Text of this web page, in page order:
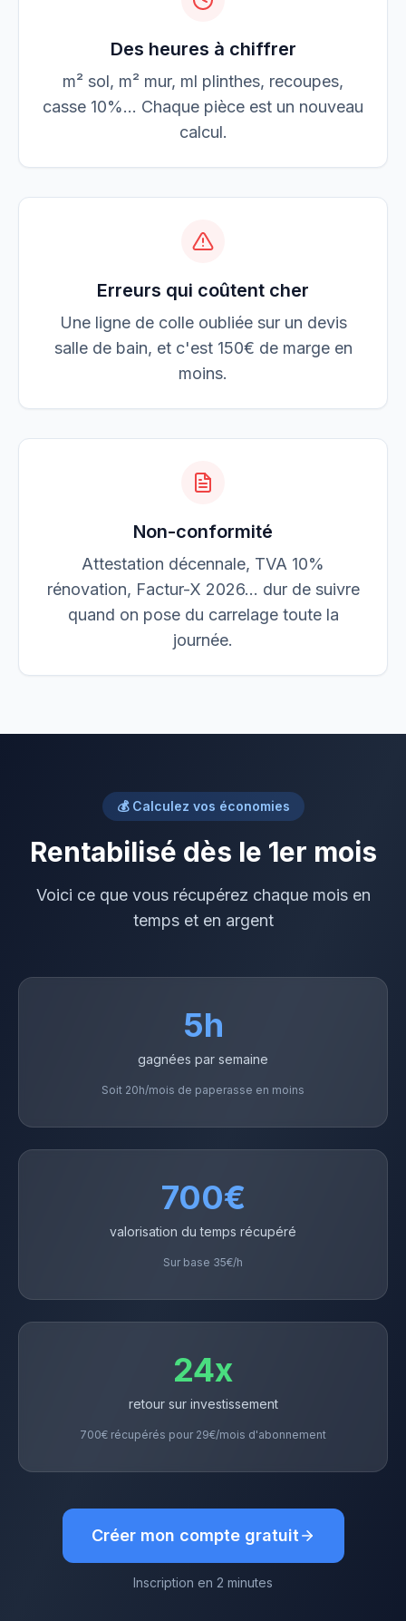
Des heures à chiffrer
m² sol, m² mur, ml plinthes, recoupes,
casse 10%... Chaque pièce est un nouveau
calcul.
Erreurs qui coûtent cher
Une ligne de colle oubliée sur un devis
salle de bain, et c'est 150€ de marge en
moins.
Non-conformité
Attestation décennale, TVA 10%
rénovation, Factur-X 2026… dur de suivre
quand on pose du carrelage toute la
journée.
💰 Calculez vos économies
Rentabilisé dès le 1er mois
Voici ce que vous récupérez chaque mois en
temps et en argent
5h
gagnées par semaine
Soit 20h/mois de paperasse en moins
700€
valorisation du temps récupéré
Sur base 35€/h
24x
retour sur investissement
700€ récupérés pour 29€/mois d'abonnement
Créer mon compte gratuit
Inscription en 2 minutes